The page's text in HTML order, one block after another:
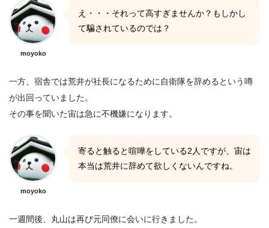
moyoko
え・・・それって高すぎませんか？もしかし
て騙されているのでは？
一方、宿舎では荒井が社長になるために自衛隊を辞めるという噂
が出回っていました。
その事を聞いた宙は急に不機嫌になります。
moyoko
寄ると触ると喧嘩をしている2人ですが、宙は
本当は荒井に辞めて欲しくないんですね。
一週間後、丸山は再び元同僚に会いに行きました。